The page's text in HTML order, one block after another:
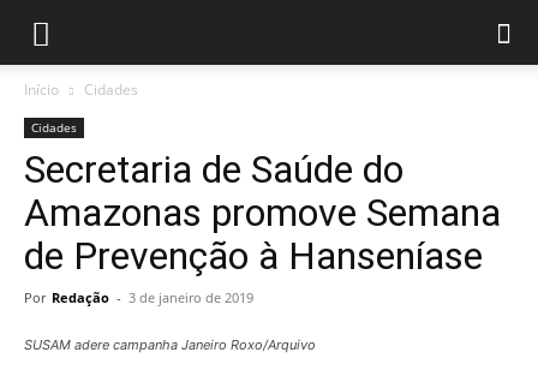
Início Cidades
Cidades
Secretaria de Saúde do
Amazonas promove Semana
de Prevenção à Hanseníase
Por Redação - 3 de janeiro de 2019
SUSAM adere campanha Janeiro Roxo/Arquivo